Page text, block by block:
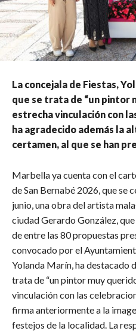
La concejala de Fiestas,
que se trata de “un pintor
estrecha vinculación con
ha agradecido además la
certamen, al que se han
Marbella ya cuenta con el
de San Bernabé 2026, que se
junio, una obra del artista
ciudad Gerardo González,
de entre las 80 propuestas
convocado por el
Yolanda Marín, ha destacado
trata de “un pintor muy
vinculación con las
firma anteriormente a la
festejos de la localidad. La